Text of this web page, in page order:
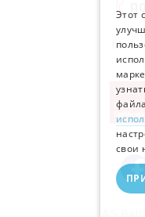
Моб.:
AS
Этот
свои